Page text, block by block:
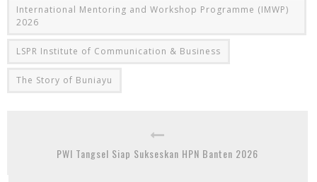
International Mentoring and Workshop Programme (IMWP)
2026
LSPR Institute of Communication & Business
The Story of Buniayu
PWI Tangsel Siap Sukseskan HPN Banten 2026